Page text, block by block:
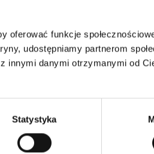
oferować funkcje
udostępniamy partnerom
innymi danymi otrzymanymi od
Statystyka